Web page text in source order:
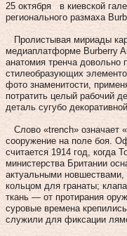
25 октября в киевской
регионального размаха
Пролистывая мириады
медиаплатформе Burberry
анатомия тренча
стилеобразующих
фото знаменитости,
потратить целый рабочий
деталь сугубо
Слово «trench» означает
сооружение на поле боя.
считается 1914 год, когда
министерства Британии
актуальными
кольцом для гранаты;
ткань — от протирания
суровые времена
служили для фиксации